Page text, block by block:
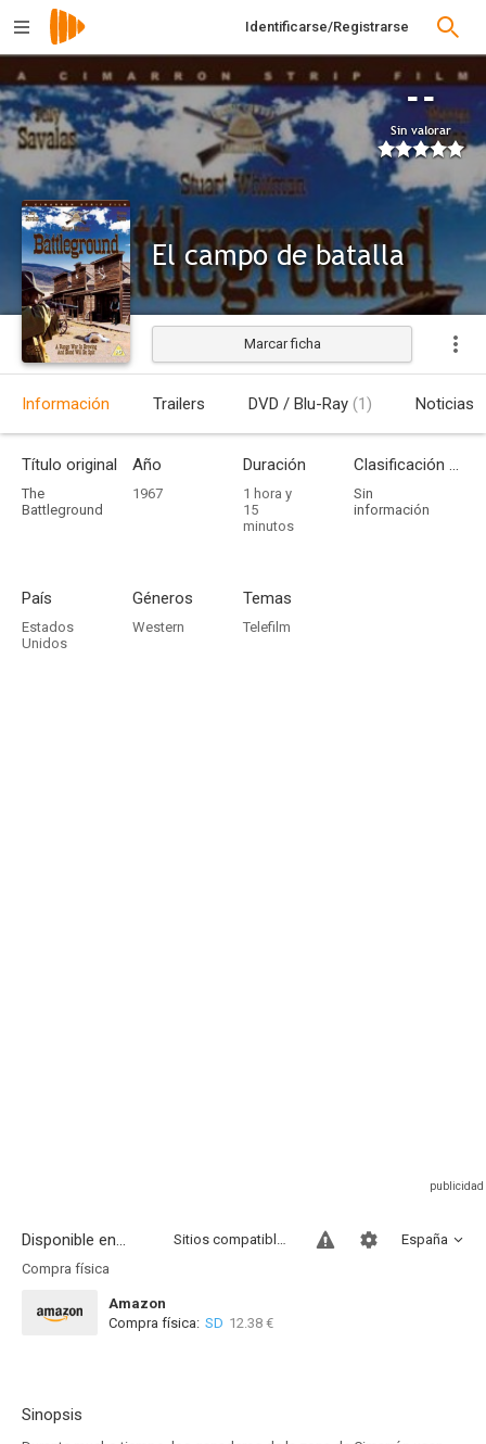
Identificarse/Registrarse
--
Sin valorar
El campo de batalla
Marcar ficha
Información Trailers DVD / Blu-Ray (1) Noticias
Título original
The
Battleground
Año
1967
Duración
1 hora y
15
minutos
Clasificación por edades
Sin
información
País
Estados
Unidos
Géneros
Western
Temas
Telefilm
Disponible en... España
Sitios compatibles
Compra física
Amazon
Compra física: SD 12.38 €
Sinopsis